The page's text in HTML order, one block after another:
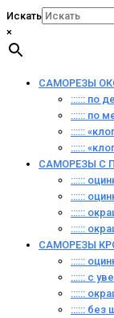
Искать
×
САМОРЕЗЫ
:::::: по
:::::: по
::::::
::::::
САМОРЕЗЫ С
::::::
::::::
::::::
::::::
САМОРЕЗЫ
::::::
:::::: с
::::::
:::::: без